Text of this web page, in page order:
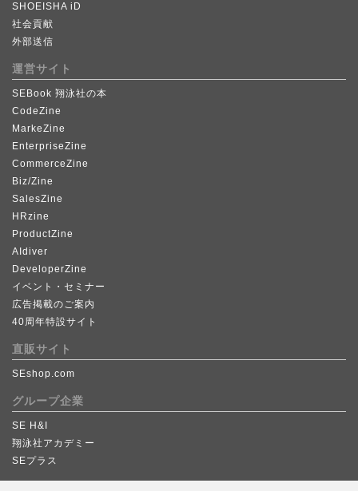
SHOEISHA iD
社会貢献
外部送信
運営サイト
SEBook 翔泳社の本
CodeZine
MarkeZine
EnterpriseZine
CommerceZine
Biz/Zine
SalesZine
HRzine
ProductZine
AIdiver
DeveloperZine
イベント・セミナー
広告掲載のご案内
40周年特設サイト
直販サイト
SEshop.com
グループ企業
SE H&I
翔泳社アカデミー
SEプラス